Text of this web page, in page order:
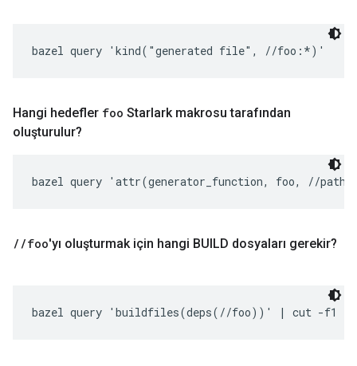
bazel query 'kind("generated file", //foo:*)'
Hangi hedefler foo Starlark makrosu tarafından
oluşturulur?
bazel query 'attr(generator_function, foo, //
/ /foo'yı oluşturmak için hangi BUILD dosyaları gerekir?
bazel query 'buildfiles(deps(//foo))' | cut -f1 -